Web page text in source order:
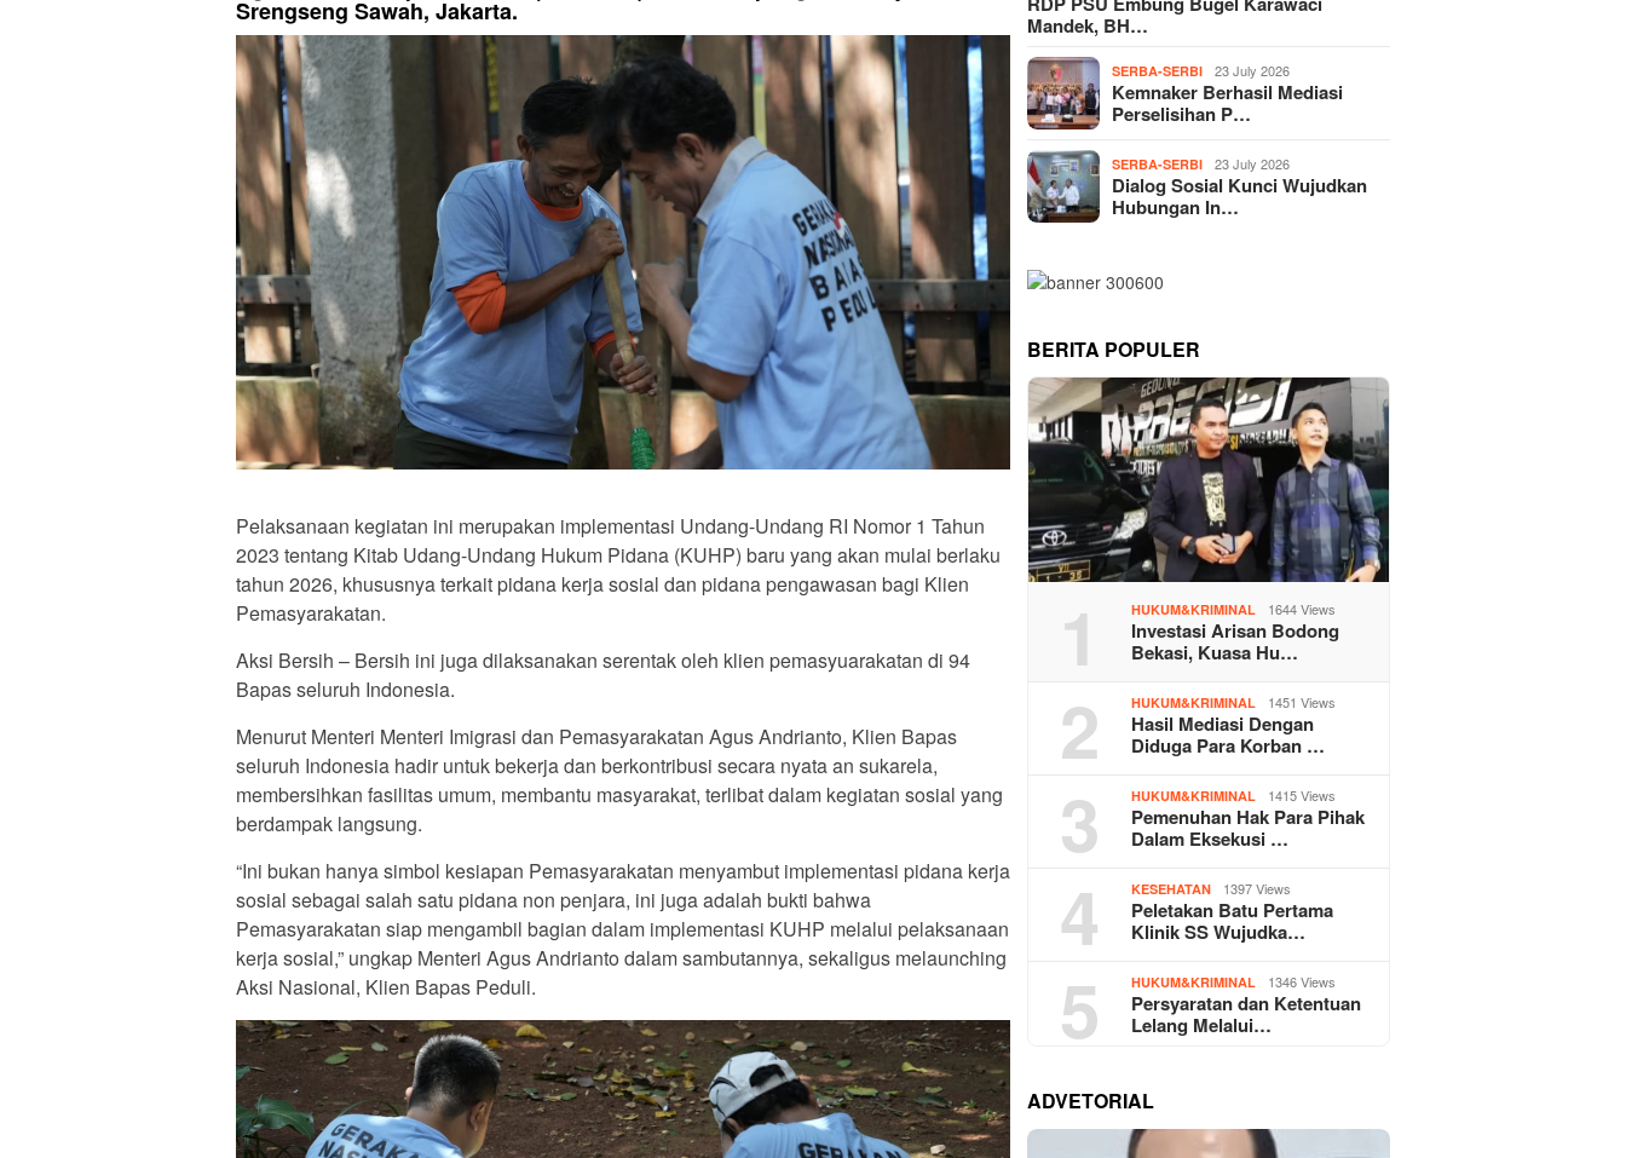
Srengseng Sawah, Jakarta.
Pelaksanaan kegiatan ini merupakan implementasi Undang-Undang RI Nomor 1 Tahun
2023 tentang Kitab Udang-Undang Hukum Pidana (KUHP) baru yang akan mulai berlaku
tahun 2026, khususnya terkait pidana kerja sosial dan pidana pengawasan bagi Klien
Pemasyarakatan.
Aksi Bersih – Bersih ini juga dilaksanakan serentak oleh klien pemasyuarakatan di 94
Bapas seluruh Indonesia.
Menurut Menteri Menteri Imigrasi dan Pemasyarakatan Agus Andrianto, Klien Bapas
seluruh Indonesia hadir untuk bekerja dan berkontribusi secara nyata an sukarela,
membersihkan fasilitas umum, membantu masyarakat, terlibat dalam kegiatan sosial yang
berdampak langsung.
“Ini bukan hanya simbol kesiapan Pemasyarakatan menyambut implementasi pidana kerja
sosial sebagai salah satu pidana non penjara, ini juga adalah bukti bahwa
Pemasyarakatan siap mengambil bagian dalam implementasi KUHP melalui pelaksanaan
kerja sosial,” ungkap Menteri Agus Andrianto dalam sambutannya, sekaligus melaunching
Aksi Nasional, Klien Bapas Peduli.
Mandek, BH…
SERBA-SERBI 23 July 2026
Kemnaker Berhasil Mediasi
Perselisihan P…
SERBA-SERBI 23 July 2026
Dialog Sosial Kunci Wujudkan
Hubungan In…
BERITA POPULER
1 HUKUM&KRIMINAL 1644 Views
Investasi Arisan Bodong
Bekasi, Kuasa Hu…
2 HUKUM&KRIMINAL 1451 Views
Hasil Mediasi Dengan
Diduga Para Korban …
3 HUKUM&KRIMINAL 1415 Views
Pemenuhan Hak Para Pihak
Dalam Eksekusi …
4 KESEHATAN 1397 Views
Peletakan Batu Pertama
Klinik SS Wujudka…
5 HUKUM&KRIMINAL 1346 Views
Persyaratan dan Ketentuan
Lelang Melalui…
ADVETORIAL